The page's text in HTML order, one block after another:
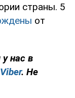
страны. 5
от
нас в
Viber. Не